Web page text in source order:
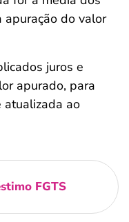
apuração do valor
juros e
apurado, para
atualizada ao
FGTS